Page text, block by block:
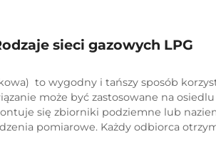
sieci gazowych LPG
to wygodny i tańszy sposób
może być zastosowane na
się zbiorniki podziemne lub
pomiarowe. Każdy odbiorca